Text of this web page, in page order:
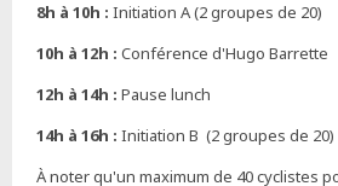
8h à 10h : Initiation A (2 groupes de 20)
10h à 12h : Conférence d'Hugo Barrette
12h à 14h : Pause lunch
14h à 16h : Initiation B (2 groupes de 20)
À noter qu'un maximum de 40 cyclistes